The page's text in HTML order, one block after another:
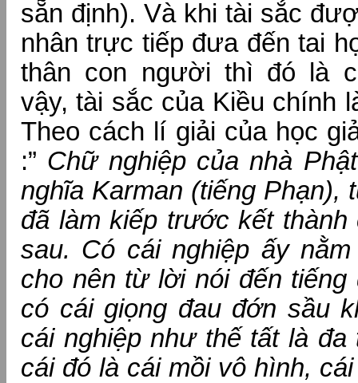
sẵn định). Và khi tài sắc
nhân trực tiếp đưa đến tai
thân con người thì đó là
vậy, tài sắc của Kiều chính
Theo cách lí giải của học
:” Chữ nghiệp của nhà
nghĩa Karman (tiếng Phạn),
đã làm kiếp trước kết thành
sau. Có cái nghiệp ấy
cho nên từ lời nói đến tiếng
có cái giọng đau đớn sầu
cái nghiệp như thế tất là đa
cái đó là cái mồi vô hình,